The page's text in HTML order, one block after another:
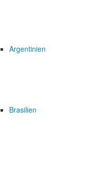
Argentinien
Brasilien